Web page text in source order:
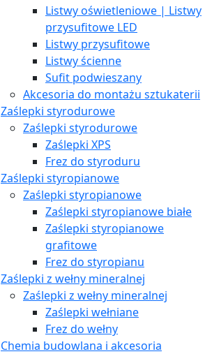
Listwy oświetleniowe | Listwy
przysufitowe LED
Listwy przysufitowe
Listwy ścienne
Sufit podwieszany
Akcesoria do montażu sztukaterii
Zaślepki styrodurowe
Zaślepki styrodurowe
Zaślepki XPS
Frez do styroduru
Zaślepki styropianowe
Zaślepki styropianowe
Zaślepki styropianowe białe
Zaślepki styropianowe
grafitowe
Frez do styropianu
Zaślepki z wełny mineralnej
Zaślepki z wełny mineralnej
Zaślepki wełniane
Frez do wełny
Chemia budowlana i akcesoria